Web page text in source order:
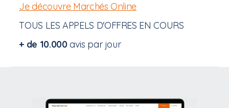
Je découvre Marchés Online
TOUS LES APPELS D'OFFRES EN COURS
+ de 10.000 avis par jour